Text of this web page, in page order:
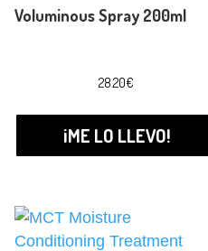
Voluminous Spray 200ml
28.20€
¡ME LO LLEVO!